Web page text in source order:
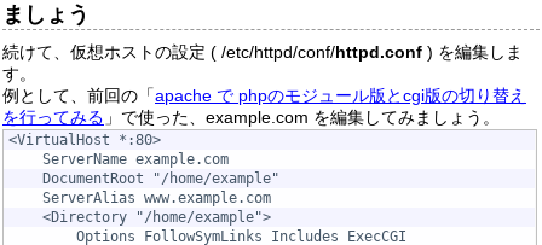
ましょう
続けて、仮想ホストの設定 ( /etc/httpd/conf/httpd.conf ) を編集しま
す。
例として、前回の「apache で phpのモジュール版とcgi版の切り替え
を行ってみる 」で使った、example.com を編集してみましょう。
<VirtualHost *:80>